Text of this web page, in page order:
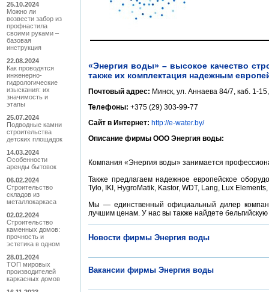
25.10.2024
Можно ли
возвести забор из
профнастила
своими руками –
базовая
инструкция
22.08.2024
Как проводятся
инженерно-
гидрологические
изыскания: их
значимость и
этапы
25.07.2024
Подводные камни
строительства
детских площадок
14.03.2024
Особенности
аренды бытовок
06.02.2024
Строительство
складов из
металлокаркаса
02.02.2024
Строительство
каменных домов:
прочность и
эстетика в одном
28.01.2024
ТОП мировых
производителей
каркасных домов
«Энергия воды» – высокое качество
также их комплектация надежным
Почтовый адрес: Минск, ул. Аннаева 84/7, каб. 1-
Телефоны: +375 (29) 303-99-77
Сайт в Интернет: http://e-water.by/
Описание фирмы ООО Энергия воды:
Компания «Энергия воды» занимается
Также предлагаем надежное европейское
Tylo, IKI, HygroMatik, Kastor, WDT, Lang, Lux
Мы — единственный официальный дилер
лучшим ценам. У нас вы также найдете
Новости фирмы Энергия воды
Вакансии фирмы Энергия воды